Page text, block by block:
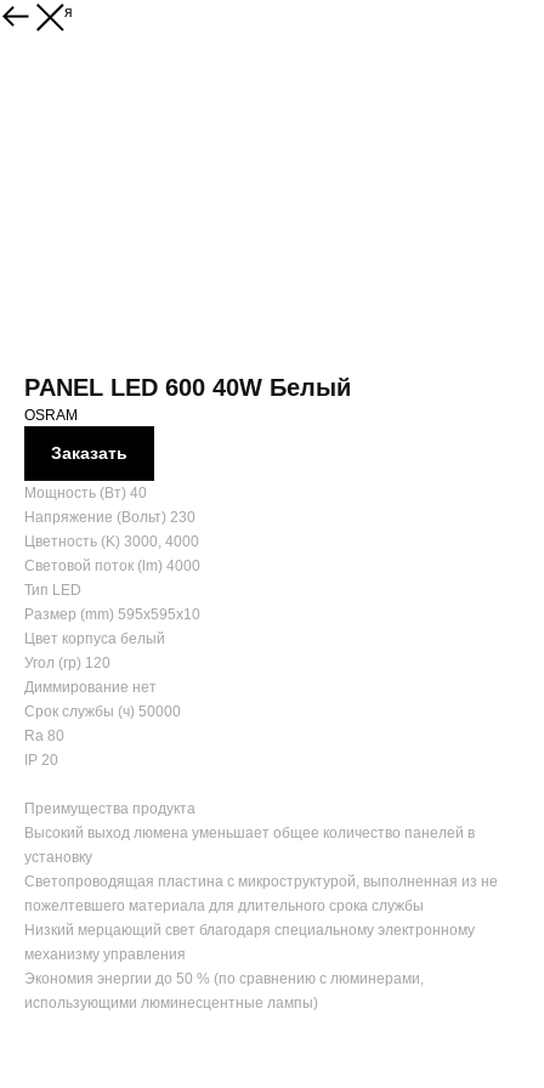
Вернуться
PANEL LED 600 40W Белый
OSRAM
Заказать
Мощность (Вт) 40
Напряжение (Вольт) 230
Цветность (K) 3000, 4000
Световой поток (lm) 4000
Тип LED
Размер (mm) 595х595х10
Цвет корпуса белый
Угол (гр) 120
Диммирование нет
Срок службы (ч) 50000
Ra 80
IP 20
Преимущества продукта
Высокий выход люмена уменьшает общее количество панелей в
установку
Светопроводящая пластина c микроструктурой, выполненная из не
пожелтевшего материала для длительного срока службы
Низкий мерцающий свет благодаря специальному электронному
механизму управления
Экономия энергии до 50 % (по сравнению с люминерами,
использующими люминесцентные лампы)